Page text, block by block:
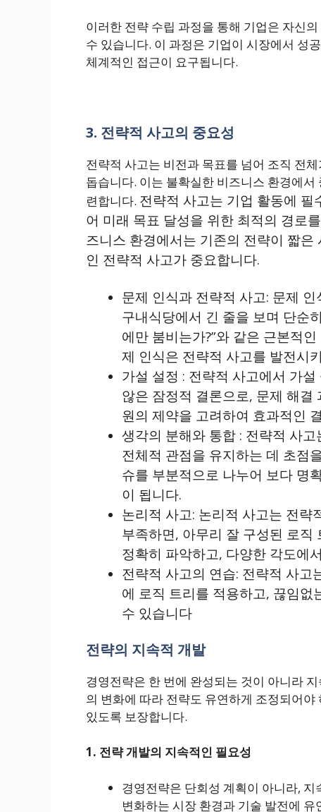
이러한 전략 수립 과정을 통해 기업은 자신
수 있습니다. 이 과정은 기업이 시장에서 성
체계적인 접근이 요구됩니다.
3. 전략적 사고의 중요성
전략적 사고는 비전과 목표를 넘어 조직 전
돕습니다. 이는 불확실한 비즈니스 환경에
련합니다. 전략적 사고는 기업 활동에 필
어 미래 목표 달성을 위한 최적의 경로
즈니스 환경에서는 기존의 전략이 짧
인 전략적 사고가 중요합니다​​.
문제 인식과 전략적 사고: 문제 인
구내식당에서 긴 줄을 보며 단순
에만 붐비는가?”와 같은 근본적
제 인식은 전략적 사고를 발전시
가설 설정 : 전략적 사고에서 가
않은 잠정적 결론으로, 문제 해결
원의 제약을 고려하여 효과적인
생각의 분해와 통합 : 전략적 사고
전체적 관점을 유지하는 데 초점
슈를 부분적으로 나누어 보다 명
이 됩니다​​.
논리적 사고: 논리적 사고는 전략
부족하면, 아무리 잘 구성된 로직
정확히 파악하고, 다양한 각도에
전략적 사고의 연습: 전략적 사고
에 로직 트리를 적용하고, 끊임없
수 있습니다​
전략의 지속적 개발
경영전략은 한 번에 완성되는 것이 아니라
의 변화에 따라 전략도 유연하게 조정되어
있도록 보장합니다.
1. 전략 개발의 지속적인 필요성
경영전략은 단회성 계획이 아니라,
변화하는 시장 환경과 기술 발전에